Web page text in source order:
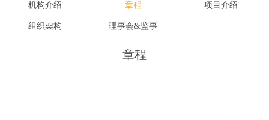
机构介绍 章程 项目介绍
组织架构 理事会&监事
章程